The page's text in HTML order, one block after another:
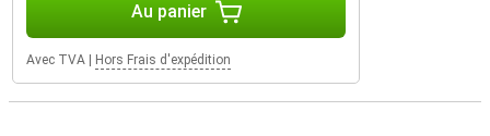
Au panier
Avec TVA Hors Frais d'expédition